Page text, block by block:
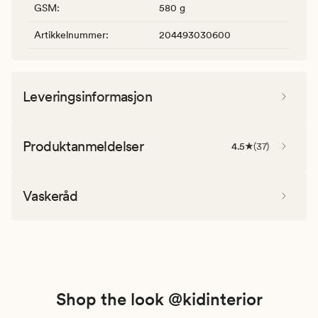
GSM: 580 g
Artikkelnummer: 204493030600
Leveringsinformasjon
Produktanmeldelser 4.5 (37)
Vaskeråd
Shop the look @kidinterior